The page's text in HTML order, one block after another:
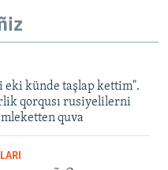
eki künde taşlap kettim".
qorqusı rusiyelilerni
quva